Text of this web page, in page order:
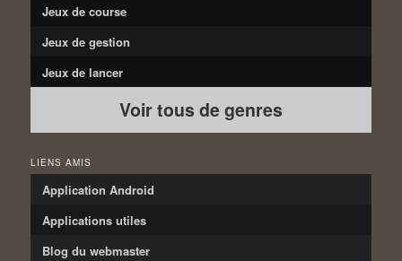
Jeux de course
Jeux de gestion
Jeux de lancer
Voir tous de genres
LIENS AMIS
Application Android
Applications utiles
Blog du webmaster